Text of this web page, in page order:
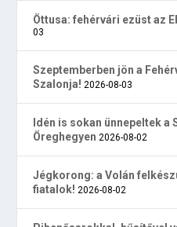
Öttusa: fehérvári ezüst az
03
Szeptemberben jön a
Szalonja! 2026-08-03
Idén is sokan ünnepeltek a
Öreghegyen 2026-08-02
Jégkorong: a Volán
fiatalok! 2026-08-02